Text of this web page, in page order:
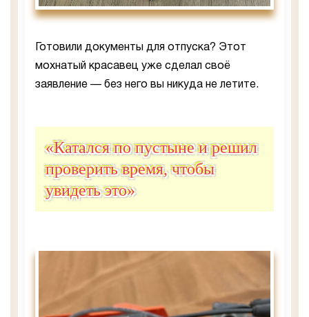
Готовили документы для отпуска? Этот
мохнатый красавец уже сделал своё
заявление — без него вы никуда не летите.
«Катался по пустыне и решил
проверить время, чтобы
увидеть это»